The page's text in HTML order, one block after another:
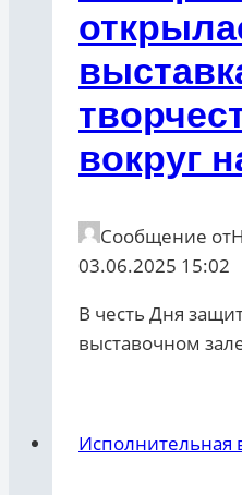
вокруг
Сообщение от
03.06.2025 15:02
В честь Дня
выставочном
Исполнительная